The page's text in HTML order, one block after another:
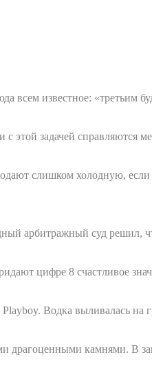
всем известное: «третьим
этой задачей справляются
слишком холодную, если
арбитражный суд решил,
цифре 8 счастливое
Водка выливалась на
драгоценными камнями. В